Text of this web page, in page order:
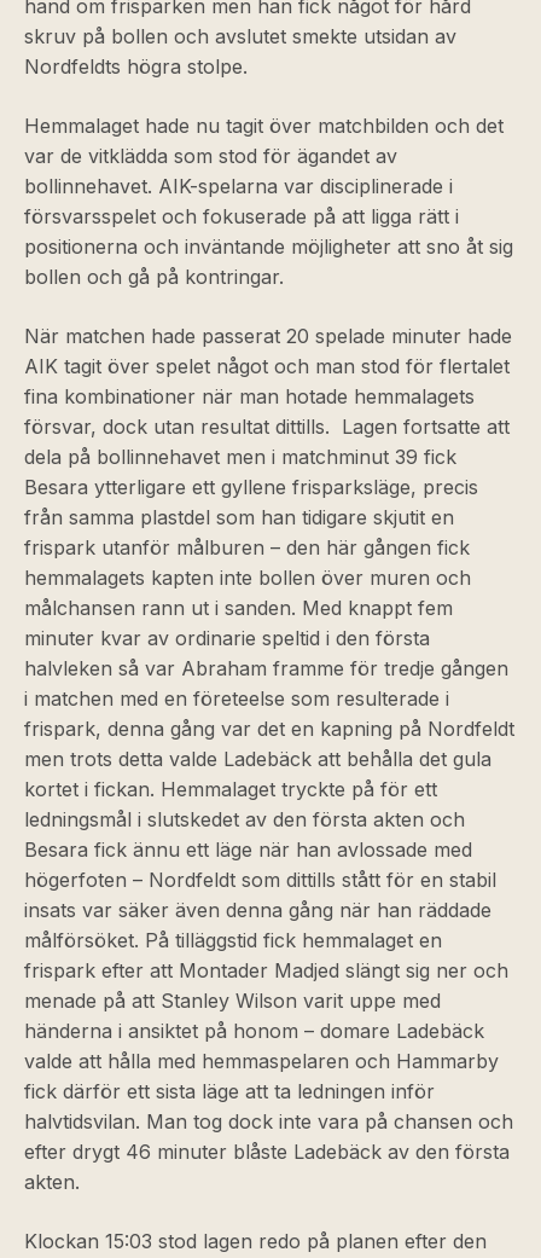
hand om frisparken men han fick något för hård
skruv på bollen och avslutet smekte utsidan av
Nordfeldts högra stolpe.
Hemmalaget hade nu tagit över matchbilden och det
var de vitklädda som stod för ägandet av
bollinnehavet. AIK-spelarna var disciplinerade i
försvarsspelet och fokuserade på att ligga rätt i
positionerna och inväntande möjligheter att sno åt sig
bollen och gå på kontringar.
När matchen hade passerat 20 spelade minuter hade
AIK tagit över spelet något och man stod för flertalet
fina kombinationer när man hotade hemmalagets
försvar, dock utan resultat dittills. Lagen fortsatte att
dela på bollinnehavet men i matchminut 39 fick
Besara ytterligare ett gyllene frisparksläge, precis
från samma plastdel som han tidigare skjutit en
frispark utanför målburen – den här gången fick
hemmalagets kapten inte bollen över muren och
målchansen rann ut i sanden. Med knappt fem
minuter kvar av ordinarie speltid i den första
halvleken så var Abraham framme för tredje gången
i matchen med en företeelse som resulterade i
frispark, denna gång var det en kapning på Nordfeldt
men trots detta valde Ladebäck att behålla det gula
kortet i fickan. Hemmalaget tryckte på för ett
ledningsmål i slutskedet av den första akten och
Besara fick ännu ett läge när han avlossade med
högerfoten – Nordfeldt som dittills stått för en stabil
insats var säker även denna gång när han räddade
målförsöket. På tilläggstid fick hemmalaget en
frispark efter att Montader Madjed slängt sig ner och
menade på att Stanley Wilson varit uppe med
händerna i ansiktet på honom – domare Ladebäck
valde att hålla med hemmaspelaren och Hammarby
fick därför ett sista läge att ta ledningen inför
halvtidsvilan. Man tog dock inte vara på chansen och
efter drygt 46 minuter blåste Ladebäck av den första
akten.
Klockan 15:03 stod lagen redo på planen efter den